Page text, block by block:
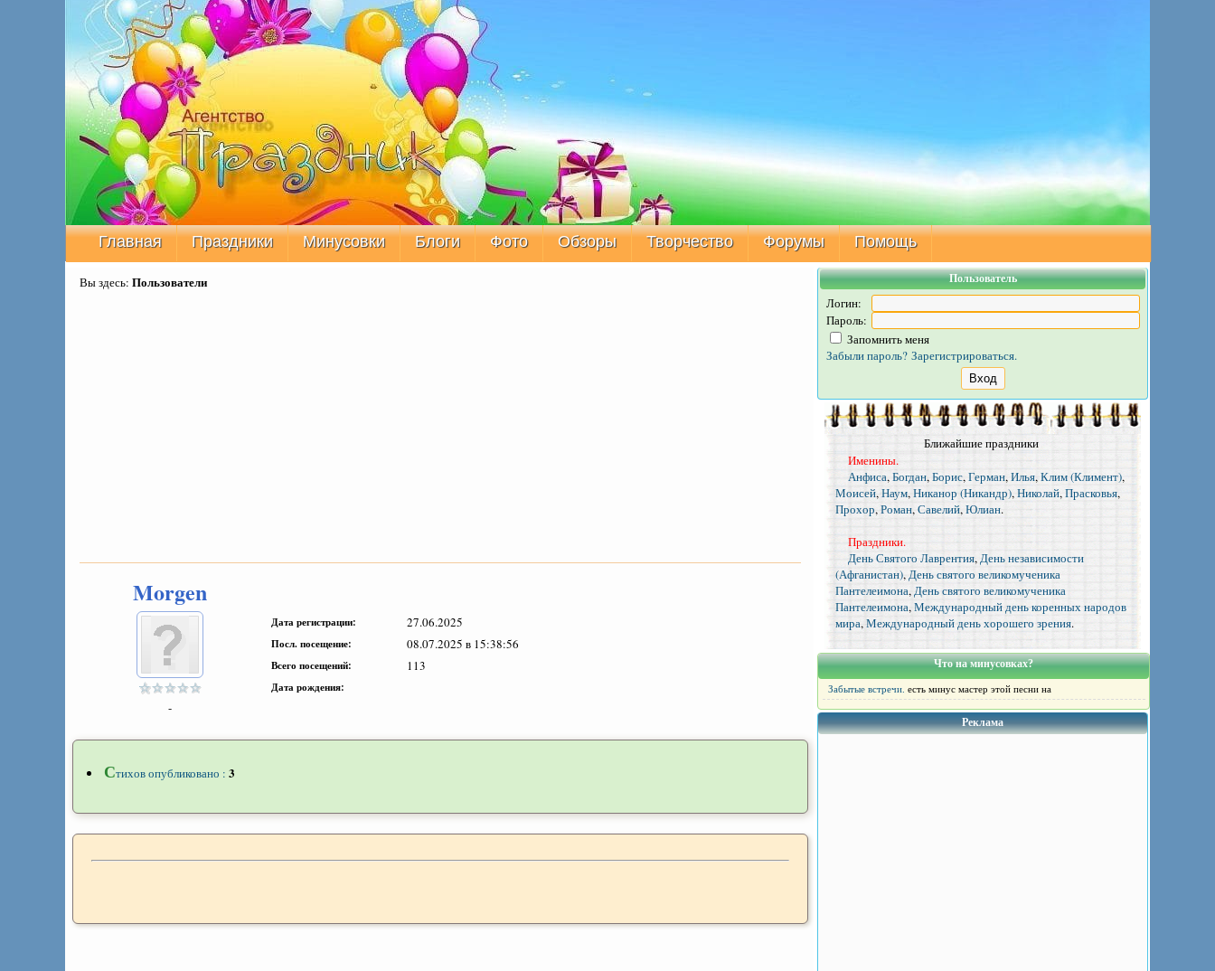
Главная Праздники Минусовки Блоги Фото Обзоры Творчество Форумы Помощь
Вы здесь: Пользователи
Morgen
-
Дата регистрации: 27.06.2025
Посл. посещение: 08.07.2025 в 15:38:56
Всего посещений: 113
Дата рождения:
Стихов опубликовано : 3
Пользователь
Логин:
Пароль:
Запомнить меня
Забыли пароль? Зарегистрироваться.
Ближайшие праздники
Именины.
Анфиса,Богдан,Борис,Герман,Илья,Клим (Климент),
Моисей,Наум,Никанор (Никандр),Николай,Прасковья,
Прохор,Роман,Савелий,Юлиан.
Праздники.
День Святого Лаврентия,День независимости
(Афганистан),День святого великомученика
Пантелеимона,День святого великомученика
Пантелеимона,Международный день коренных народов
мира,Международный день хорошего зрения.
Что на минусовках?
Забытые встречи. есть минус мастер этой песни на
Реклама